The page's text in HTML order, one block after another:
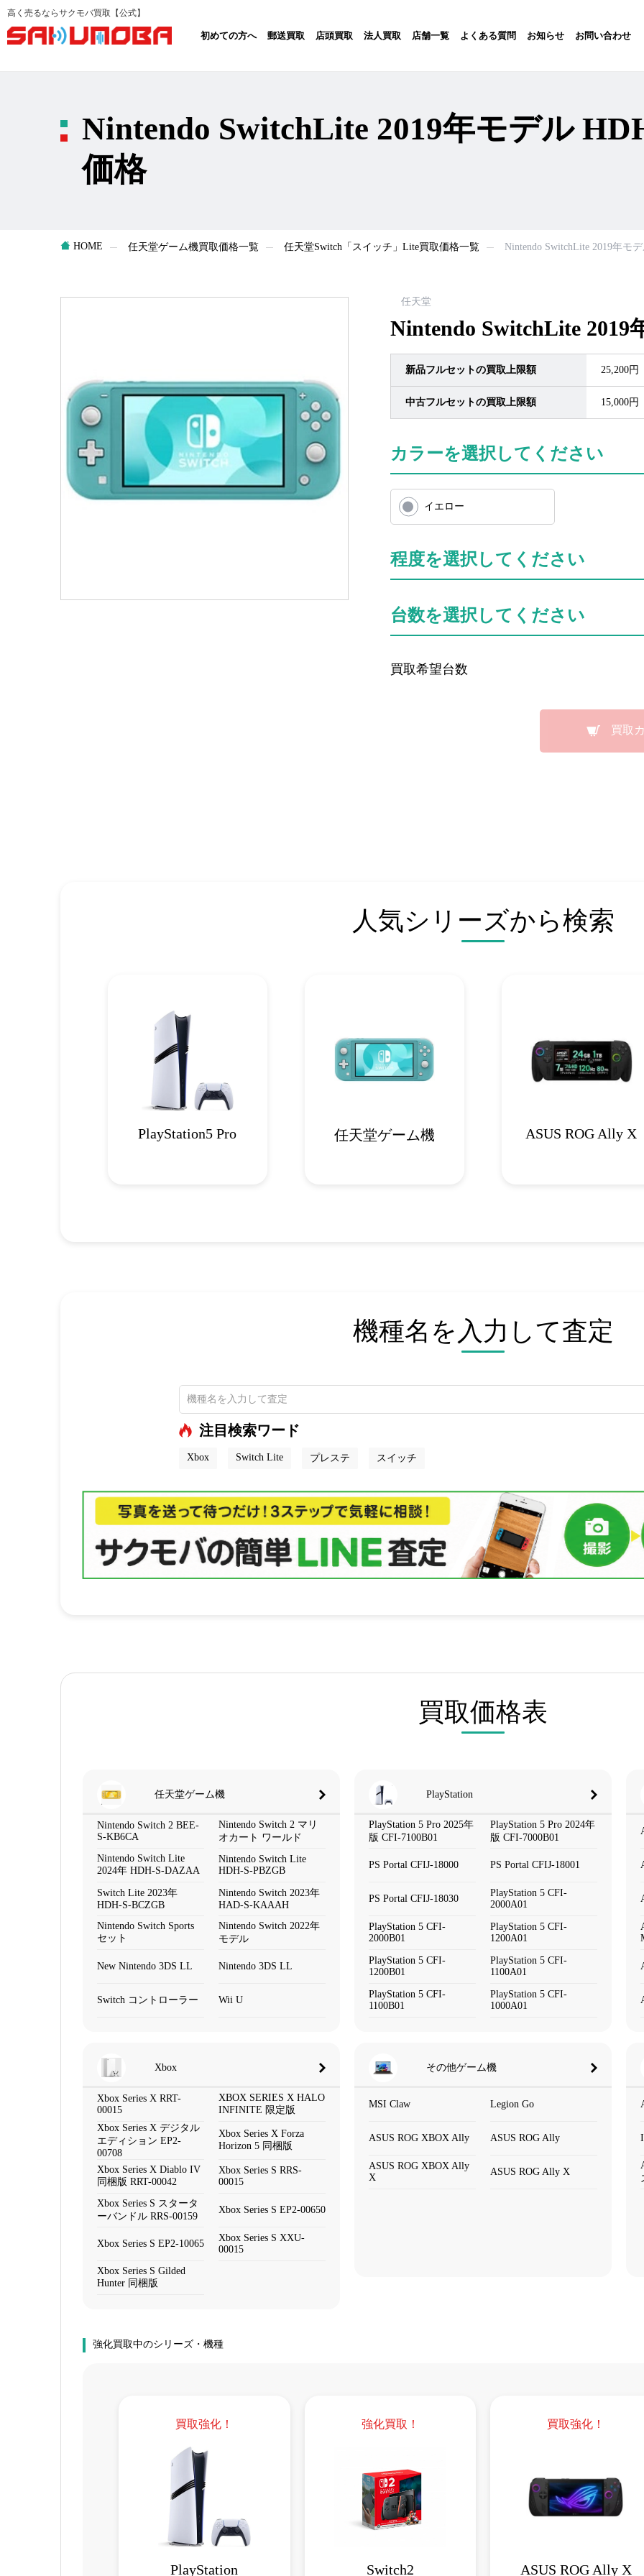
高く売るならサクモバ買取【公式】
初めての方へ 郵送買取 店頭買取 法人買取 店舗一覧 よくある質問 お知らせ お問い合わせ
Nintendo SwitchLite 2019年モデル
価格
HOME 任天堂ゲーム機買取価格一覧 任天堂Switch「スイッチ」Lite買取価格一覧 Nintendo SwitchLite 2019年モ
任天堂
Nintendo SwitchLite
新品フルセットの買取上限額 25,200円
中古フルセットの買取上限額 15,000円
カラーを選択してください
イエロー
程度を選択してください
台数を選択してください
買取希望台数
買取
人気シリーズから検索
PlayStation5 Pro 任天堂ゲーム機 ASUS ROG Ally X
機種名を入力して査定
注目検索ワード
Xbox Switch Lite プレステ スイッチ
買取価格表
任天堂ゲーム機
Nintendo Switch 2 BEE-
S-KB6CA
Nintendo Switch 2 マリ
オカート ワールド
Nintendo Switch Lite
2024年 HDH-S-DAZAA
Nintendo Switch Lite
HDH-S-PBZGB
Switch Lite 2023年
HDH-S-BCZGB
Nintendo Switch 2023年
HAD-S-KAAAH
Nintendo Switch Sports
セット
Nintendo Switch 2022年
モデル
New Nintendo 3DS LL Nintendo 3DS LL
Switch コントローラー Wii U
PlayStation
PlayStation 5 Pro 2025年
版 CFI-7100B01
PlayStation 5 Pro 2024年
版 CFI-7000B01
PS Portal CFIJ-18000 PS Portal CFIJ-18001
PS Portal CFIJ-18030
PlayStation 5 CFI-
2000A01
PlayStation 5 CFI-
2000B01
PlayStation 5 CFI-
1200A01
PlayStation 5 CFI-
1200B01
PlayStation 5 CFI-
1100A01
PlayStation 5 CFI-
1100B01
PlayStation 5 CFI-
1000A01
Xbox
Xbox Series X RRT-
00015
XBOX SERIES X HALO
INFINITE 限定版
Xbox Series X デジタル
エディション EP2-
00708
Xbox Series X Forza
Horizon 5 同梱版
Xbox Series X Diablo IV
同梱版 RRT-00042
Xbox Series S RRS-
00015
Xbox Series S スタータ
ーバンドル RRS-00159
Xbox Series S EP2-00650
Xbox Series S EP2-10065
Xbox Series S XXU-
00015
Xbox Series S Gilded
Hunter 同梱版
その他ゲーム機
MSI Claw Legion Go
ASUS ROG XBOX Ally ASUS ROG Ally
ASUS ROG XBOX Ally
X
ASUS ROG Ally X
強化買取中のシリーズ・機種
買取強化！
PlayStation
強化買取！
Switch2
買取強化！
ASUS ROG Ally X